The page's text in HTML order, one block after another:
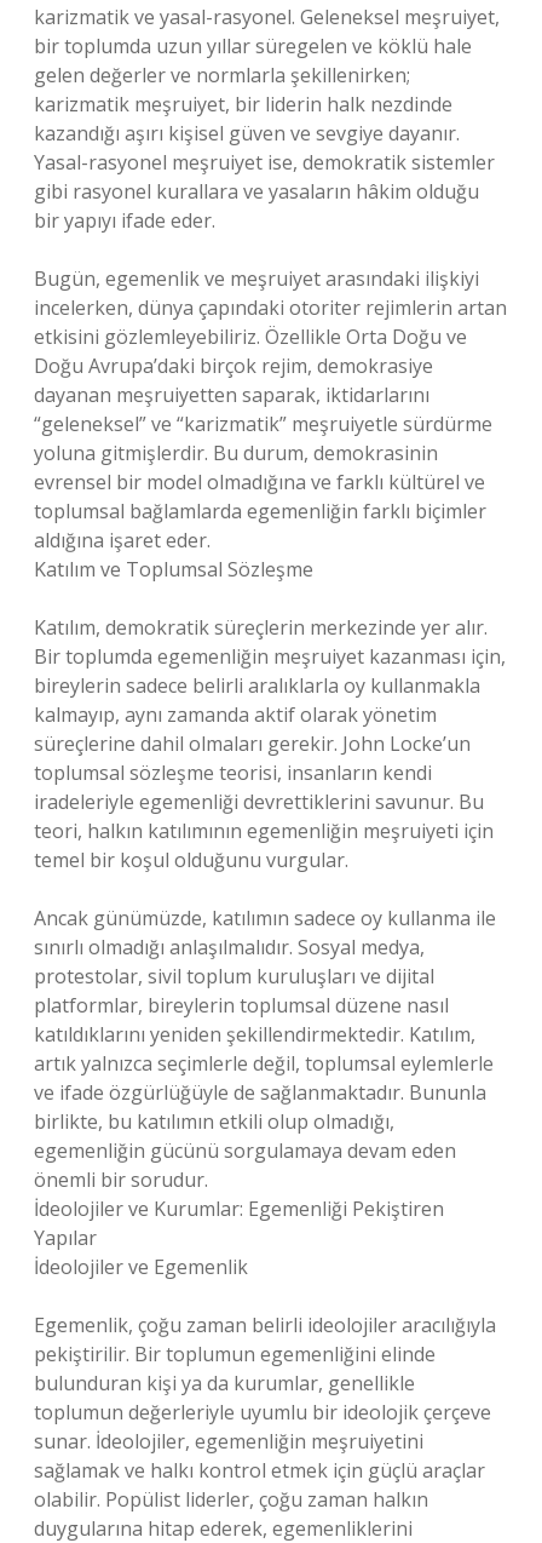
karizmatik ve yasal-rasyonel. Geleneksel meşruiyet,
bir toplumda uzun yıllar süregelen ve köklü hale
gelen değerler ve normlarla şekillenirken;
karizmatik meşruiyet, bir liderin halk nezdinde
kazandığı aşırı kişisel güven ve sevgiye dayanır.
Yasal-rasyonel meşruiyet ise, demokratik sistemler
gibi rasyonel kurallara ve yasaların hâkim olduğu
bir yapıyı ifade eder.
Bugün, egemenlik ve meşruiyet arasındaki ilişkiyi
incelerken, dünya çapındaki otoriter rejimlerin artan
etkisini gözlemleyebiliriz. Özellikle Orta Doğu ve
Doğu Avrupa’daki birçok rejim, demokrasiye
dayanan meşruiyetten saparak, iktidarlarını
“geleneksel” ve “karizmatik” meşruiyetle sürdürme
yoluna gitmişlerdir. Bu durum, demokrasinin
evrensel bir model olmadığına ve farklı kültürel ve
toplumsal bağlamlarda egemenliğin farklı biçimler
aldığına işaret eder.
Katılım ve Toplumsal Sözleşme
Katılım, demokratik süreçlerin merkezinde yer alır.
Bir toplumda egemenliğin meşruiyet kazanması için,
bireylerin sadece belirli aralıklarla oy kullanmakla
kalmayıp, aynı zamanda aktif olarak yönetim
süreçlerine dahil olmaları gerekir. John Locke’un
toplumsal sözleşme teorisi, insanların kendi
iradeleriyle egemenliği devrettiklerini savunur. Bu
teori, halkın katılımının egemenliğin meşruiyeti için
temel bir koşul olduğunu vurgular.
Ancak günümüzde, katılımın sadece oy kullanma ile
sınırlı olmadığı anlaşılmalıdır. Sosyal medya,
protestolar, sivil toplum kuruluşları ve dijital
platformlar, bireylerin toplumsal düzene nasıl
katıldıklarını yeniden şekillendirmektedir. Katılım,
artık yalnızca seçimlerle değil, toplumsal eylemlerle
ve ifade özgürlüğüyle de sağlanmaktadır. Bununla
birlikte, bu katılımın etkili olup olmadığı,
egemenliğin gücünü sorgulamaya devam eden
önemli bir sorudur.
İdeolojiler ve Kurumlar: Egemenliği Pekiştiren
Yapılar
İdeolojiler ve Egemenlik
Egemenlik, çoğu zaman belirli ideolojiler aracılığıyla
pekiştirilir. Bir toplumun egemenliğini elinde
bulunduran kişi ya da kurumlar, genellikle
toplumun değerleriyle uyumlu bir ideolojik çerçeve
sunar. İdeolojiler, egemenliğin meşruiyetini
sağlamak ve halkı kontrol etmek için güçlü araçlar
olabilir. Popülist liderler, çoğu zaman halkın
duygularına hitap ederek, egemenliklerini